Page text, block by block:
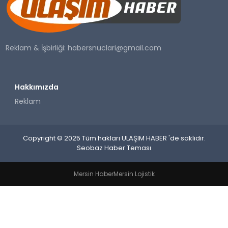
SAĞLIK
YAŞAM
Reklam & İşbirliği:habersnuclari@gmail.com
Hakkımızda
Reklam
Copyright © 2025 Tüm hakları ULAŞIM HABER 'de saklıdır.
Seobaz Haber Teması
Mersin HaberMersin Lojistik